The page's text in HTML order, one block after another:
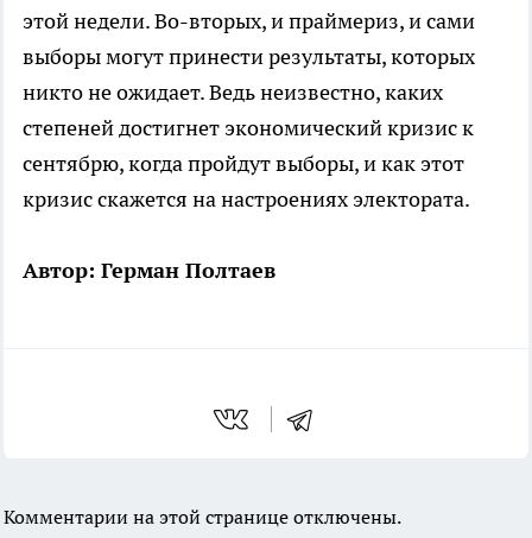
этой недели. Во-вторых, и праймериз, и сами
выборы могут принести результаты, которых
никто не ожидает. Ведь неизвестно, каких
степеней достигнет экономический кризис к
сентябрю, когда пройдут выборы, и как этот
кризис скажется на настроениях электората.
Автор: Герман Полтаев
Комментарии на этой странице отключены.